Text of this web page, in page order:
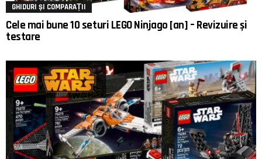
GHIDURI ȘI COMPARAȚII
Cele mai bune 10 seturi LEGO Ninjago [an] – Revizuire și
testare